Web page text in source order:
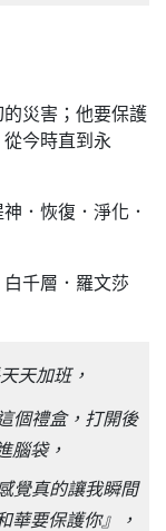
災害；他要保護
今時直到永
．恢復．淨化．
千層．羅文莎
天加班，
個禮盒，打開後
腦袋，
覺真的讓我瞬間
華要保護你』，